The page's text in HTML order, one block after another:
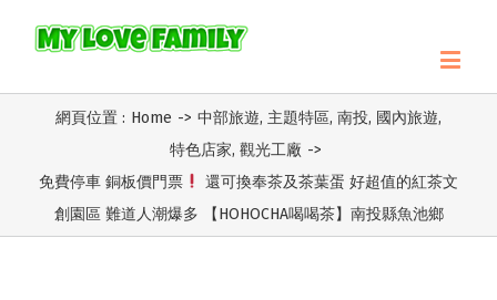
網頁位置 : Home -> 中部旅遊, 主題特區, 南投, 國內旅遊,
特色店家, 觀光工廠 ->
免費停車 銅板價門票
還可換奉茶及茶葉蛋 好超值的紅茶文
創園區 難道人潮爆多 【HOHOCHA喝喝茶】南投縣魚池鄉